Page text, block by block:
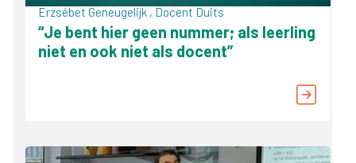
Erzsébet Geneugelijk , Docent Duits
“Je bent hier geen nummer; als leerling
niet en ook niet als docent”